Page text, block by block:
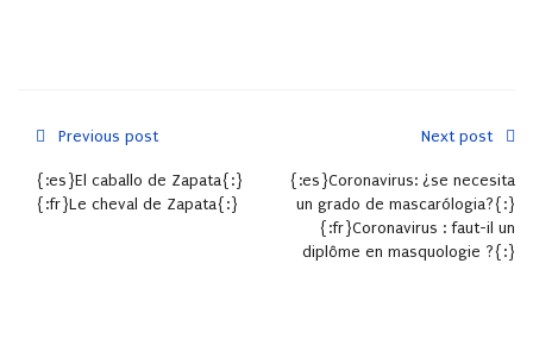
Previous post
{:es}El caballo de Zapata{:}
{:fr}Le cheval de Zapata{:}
Next post
{:es}Coronavirus: ¿se necesita
un grado de mascarólogia?{:}
{:fr}Coronavirus : faut-il un
diplôme en masquologie ?{:}